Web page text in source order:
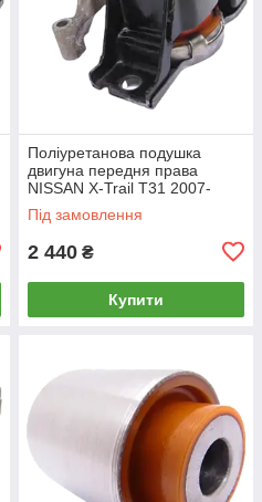
Поліуретанова подушка
двигуна передня права
NISSAN X-Trail Т31 2007-
2014 2.0 РЕКОНСТРУКЦІЯ
ВАШОЇ
Під замовлення
2 440 ₴
Купити